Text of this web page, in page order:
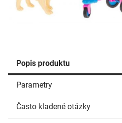
Popis produktu
Parametry
Často kladené otázky